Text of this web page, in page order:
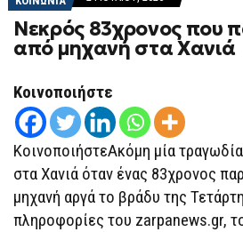
Νεκρός 83χρονος που
από μηχανή στα Χανιά
Κοινοποιήστε
ΚοινοποιήστεΑκόμη μία
στα Χανιά όταν ένας 83χρονος
μηχανή αργά το βράδυ της
πληροφορίες του zarpanews.gr,